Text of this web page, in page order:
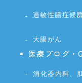
過敏性腸症候
大腸がん
医療ブログ・
消化器内科、